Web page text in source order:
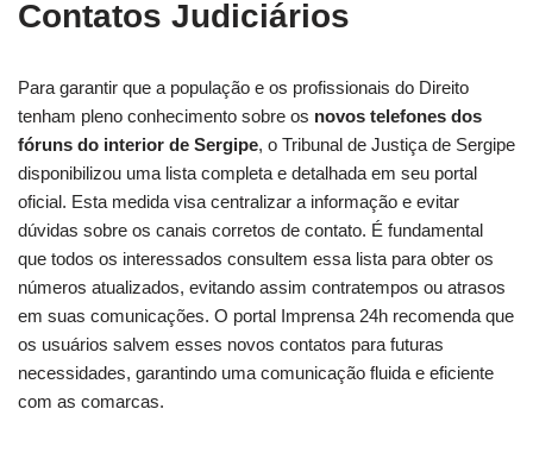
Contatos Judiciários
Para garantir que a população e os profissionais do Direito
tenham pleno conhecimento sobre os novos telefones dos
fóruns do interior de Sergipe, o Tribunal de Justiça de Sergipe
disponibilizou uma lista completa e detalhada em seu portal
oficial. Esta medida visa centralizar a informação e evitar
dúvidas sobre os canais corretos de contato. É fundamental
que todos os interessados consultem essa lista para obter os
números atualizados, evitando assim contratempos ou atrasos
em suas comunicações. O portal Imprensa 24h recomenda que
os usuários salvem esses novos contatos para futuras
necessidades, garantindo uma comunicação fluida e eficiente
com as comarcas.